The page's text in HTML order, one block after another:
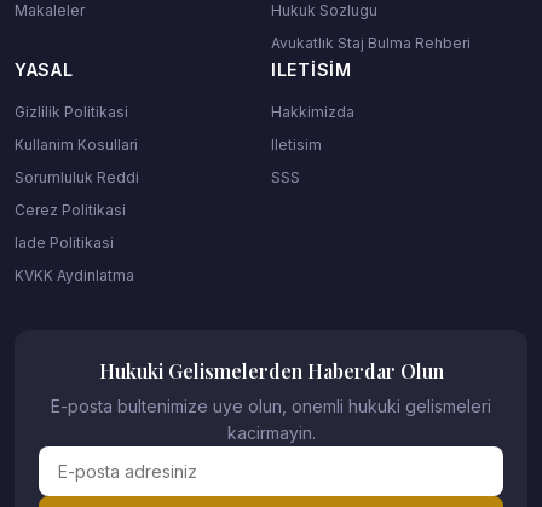
Makaleler
Hukuk Sozlugu
Avukatlık Staj Bulma Rehberi
YASAL
Gizlilik Politikasi
Kullanim Kosullari
Sorumluluk Reddi
Cerez Politikasi
Iade Politikasi
KVKK Aydinlatma
ILETISIM
Hakkimizda
Iletisim
SSS
Hukuki Gelismelerden Haberdar Olun
E-posta bultenimize uye olun, onemli hukuki gelismeleri
kacirmayin.